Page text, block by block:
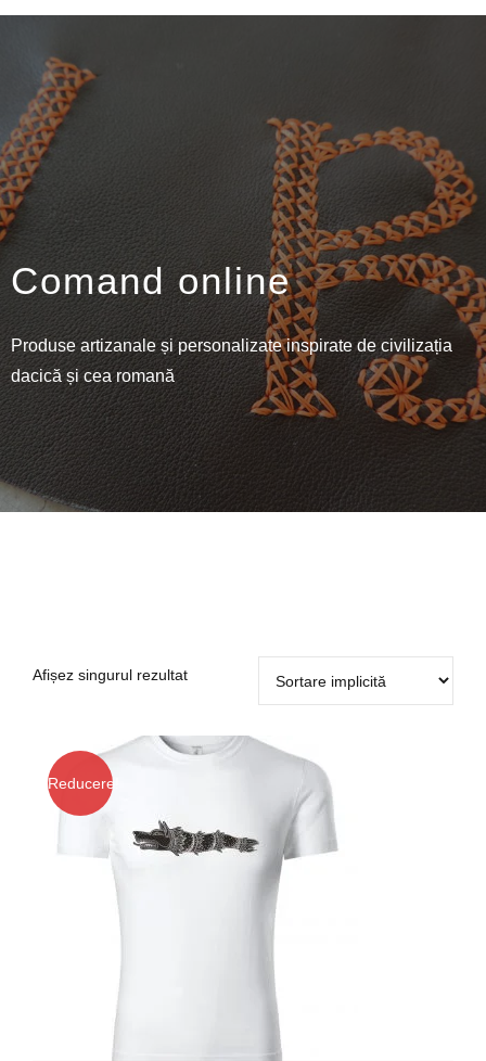
Comand online
Produse artizanale și personalizate inspirate de civilizația
dacică și cea romană
Afișez singurul rezultat
Reducere!